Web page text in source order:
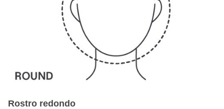
Rostro redondo